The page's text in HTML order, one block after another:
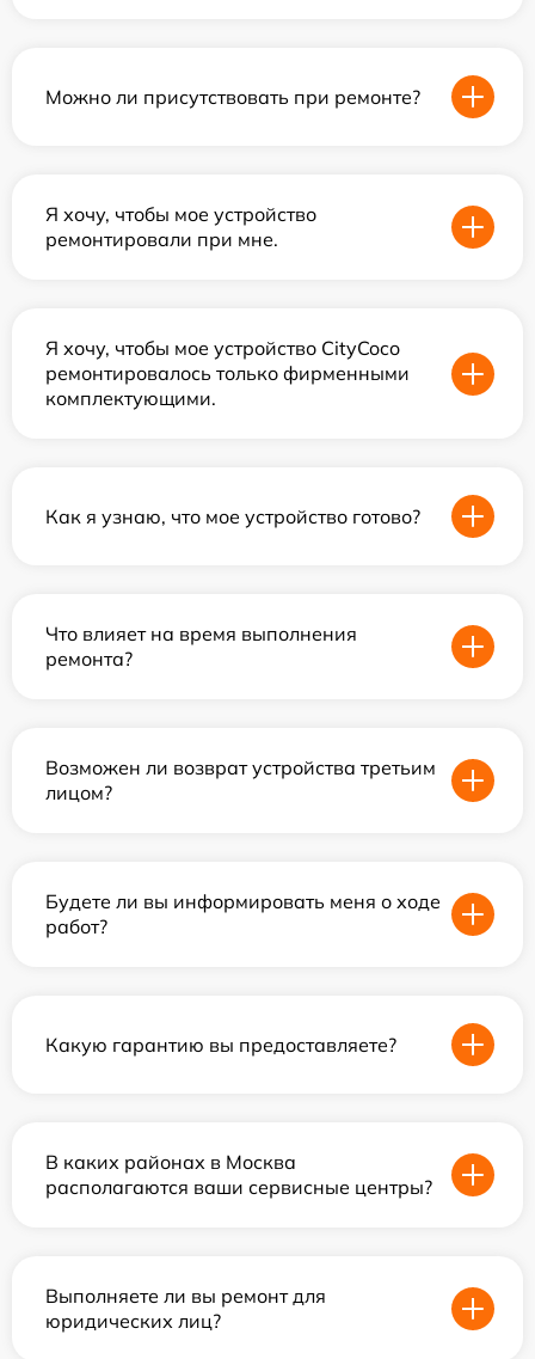
Можно ли присутствовать при ремонте?
Я хочу, чтобы мое устройство
ремонтировали при мне.
Я хочу, чтобы мое устройство CityCoco
ремонтировалось только фирменными
комплектующими.
Как я узнаю, что мое устройство готово?
Что влияет на время выполнения
ремонта?
Возможен ли возврат устройства третьим
лицом?
Будете ли вы информировать меня о ходе
работ?
Какую гарантию вы предоставляете?
В каких районах в Москва
располагаются ваши сервисные центры?
Выполняете ли вы ремонт для
юридических лиц?